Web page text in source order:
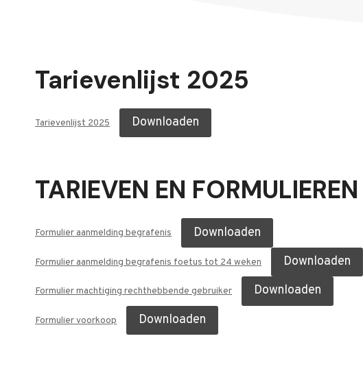
Tarievenlijst 2025
Tarievenlijst 2025 Downloaden
TARIEVEN EN FORMULIEREN
Formulier aanmelding begrafenis Downloaden
Formulier aanmelding begrafenis foetus tot 24 weken Downloaden
Formulier machtiging rechthebbende gebruiker Downloaden
Formulier voorkoop Downloaden